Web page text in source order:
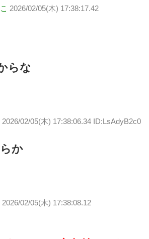
2026/02/05(木) 17:38:17.42
らな
2026/02/05(木) 17:38:06.34 ID:LsAdyB2c0
か
2026/02/05(木) 17:38:08.12